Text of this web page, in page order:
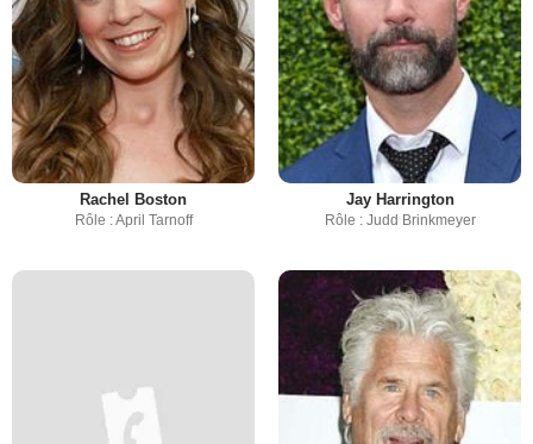
Rachel Boston
Rôle : April Tarnoff
Jay Harrington
Rôle : Judd Brinkmeyer